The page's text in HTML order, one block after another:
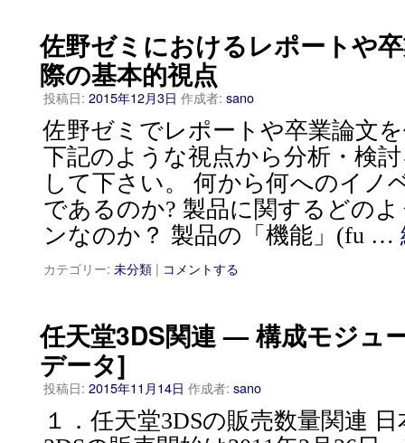
佐野ゼミにおけるレポートや
際の基本的視点
投稿日: 2015年12月3日 作成者: sano
佐野ゼミでレポートや卒業論文
下記のような視点から分析・検
して下さい。 何から何へのイノ
であるのか? 製品に関するどの
ンなのか？ 製品の「機能」(fu …
カテゴリー: 未分類 | コメントする
任天堂3DS関連 — 構成モジュ
データ]
投稿日: 2015年11月14日 作成者: sano
１．任天堂3DSの販売数量関連